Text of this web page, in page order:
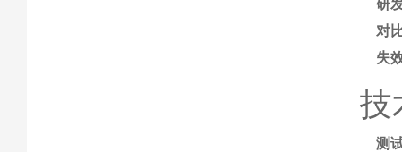
研
对
失
技
测